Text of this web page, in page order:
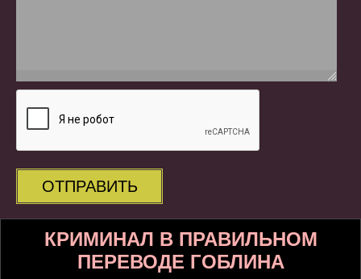
ОТПРАВИТЬ
КРИМИНАЛ В ПРАВИЛЬНОМ
ПЕРЕВОДЕ ГОБЛИНА